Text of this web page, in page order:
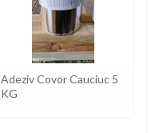
Adeziv Covor Cauciuc 5
KG